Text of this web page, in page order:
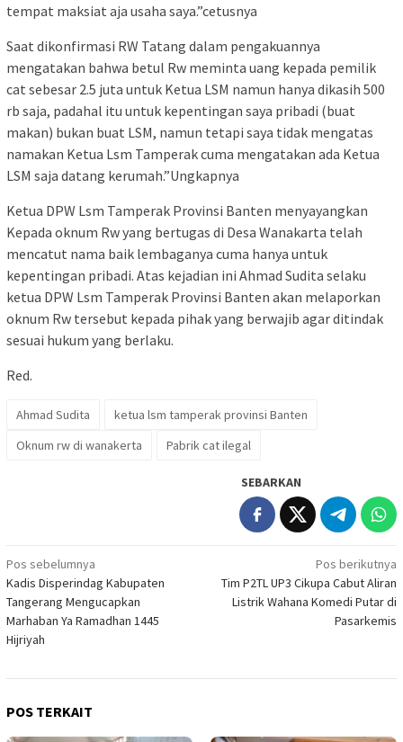
tempat maksiat aja usaha saya.”cetusnya
Saat dikonfirmasi RW Tatang dalam pengakuannya
mengatakan bahwa betul Rw meminta uang kepada pemilik
cat sebesar 2.5 juta untuk Ketua LSM namun hanya dikasih 500
rb saja, padahal itu untuk kepentingan saya pribadi (buat
makan) bukan buat LSM, namun tetapi saya tidak mengatas
namakan Ketua Lsm Tamperak cuma mengatakan ada Ketua
LSM saja datang kerumah.”Ungkapnya
Ketua DPW Lsm Tamperak Provinsi Banten menyayangkan
Kepada oknum Rw yang bertugas di Desa Wanakarta telah
mencatut nama baik lembaganya cuma hanya untuk
kepentingan pribadi. Atas kejadian ini Ahmad Sudita selaku
ketua DPW Lsm Tamperak Provinsi Banten akan melaporkan
oknum Rw tersebut kepada pihak yang berwajib agar ditindak
sesuai hukum yang berlaku.
Red.
Ahmad Sudita
ketua lsm tamperak provinsi Banten
Oknum rw di wanakerta
Pabrik cat ilegal
SEBARKAN
Navigasi
pos
Pos sebelumnya
Kadis Disperindag Kabupaten
Tangerang Mengucapkan
Marhaban Ya Ramadhan 1445
Hijriyah
Pos berikutnya
Tim P2TL UP3 Cikupa Cabut Aliran
Listrik Wahana Komedi Putar di
Pasarkemis
POS TERKAIT